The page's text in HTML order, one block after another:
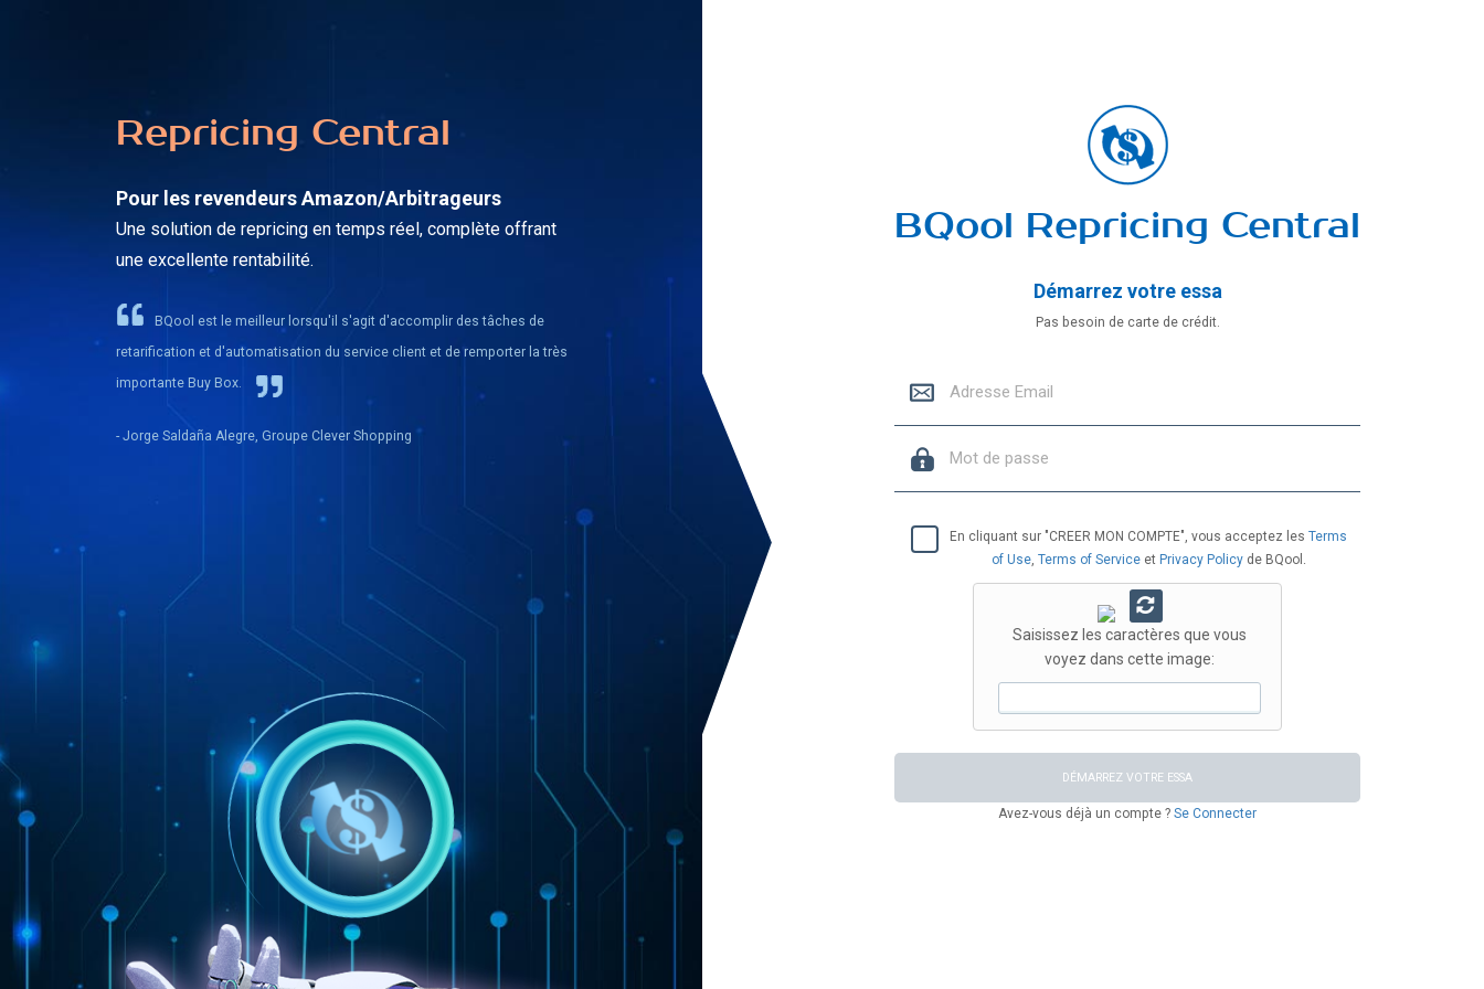
Repricing Central
Pour les revendeurs Amazon/Arbitrageurs
Une solution de repricing en temps réel, complète offrant
une excellente rentabilité.
BQool est le meilleur lorsqu'il s'agit d'accomplir des tâches de
retarification et d'automatisation du service client et de remporter la très
importante Buy Box.
- Jorge Saldaña Alegre, Groupe Clever Shopping
BQool Repricing Central
Démarrez votre essa
Pas besoin de carte de crédit.
En cliquant sur "CREER MON COMPTE", vous acceptez lesTerms
of Use, Terms of Serviceet Privacy Policyde BQool.
Saisissez les caractères que vous
voyez dans cette image:
DÉMARREZ VOTRE ESSA
Avez-vous déjà un compte ? Se Connecter